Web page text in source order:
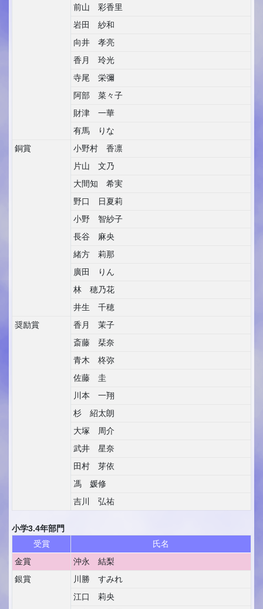
前山 彩香里
岩田 紗和
向井 孝亮
香月 玲光
寺尾 栄彌
阿部 菜々子
財津 一華
有馬 りな
銅賞
小野村 香凛
片山 文乃
大間知 希実
野口 日夏莉
小野 智紗子
長谷 麻央
緒方 莉那
廣田 りん
林 穂乃花
井生 千穂
奨励賞
香月 茉子
斎藤 栞奈
青木 柊弥
佐藤 圭
川本 一翔
杉 紹太朗
大塚 周介
武井 星奈
田村 芽依
馮 媛修
吉川 弘祐
小学3.4年部門
受賞
氏名
金賞
沖永 結梨
銀賞
川勝 すみれ
江口 莉央